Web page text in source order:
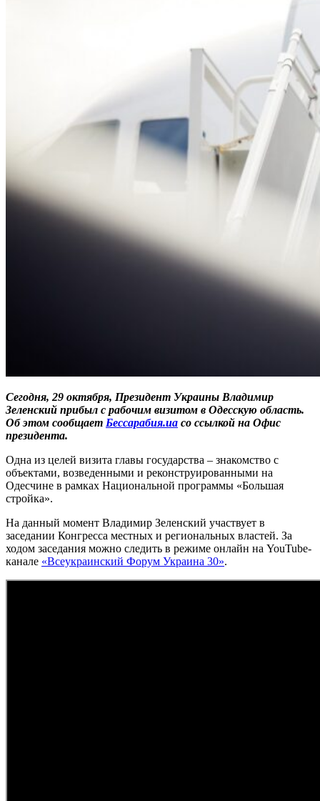
Сегодня, 29 октября, Президент Украины Владимир
Зеленский прибыл с рабочим визитом в Одесскую область.
Об этом сообщает Бессарабия.ua со ссылкой на Офис
президента.
Одна из целей визита главы государства – знакомство с
объектами, возведенными и реконструированными на
Одесчине в рамках Национальной программы «Большая
стройка».
На данный момент Владимир Зеленский участвует в
заседании Конгресса местных и региональных властей. За
ходом заседания можно следить в режиме онлайн на YouTube-
канале «Всеукраинский Форум Украина 30».